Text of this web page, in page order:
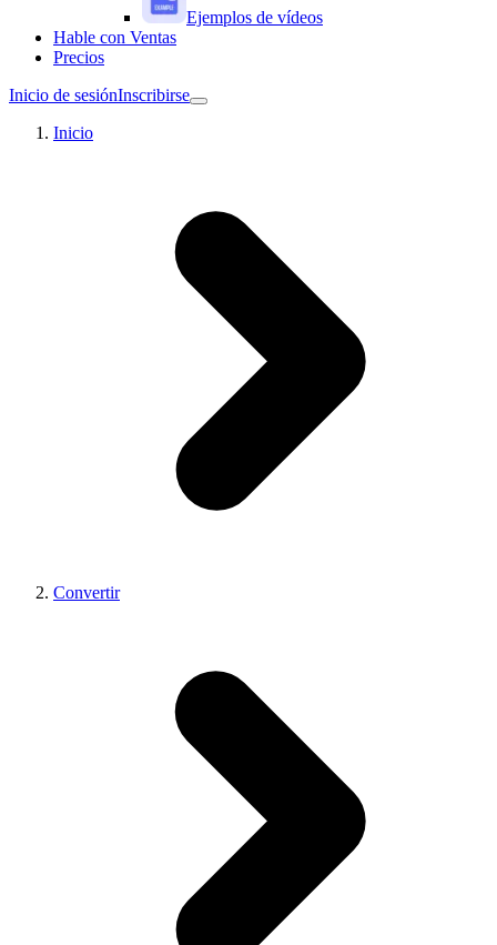
Ejemplos de vídeos
Hable con Ventas
Precios
Inicio de sesiónInscribirse
Inicio
Convertir